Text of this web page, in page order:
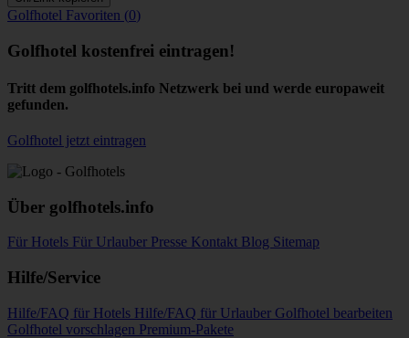
Golfhotel Favoriten (0)
Golfhotel kostenfrei eintragen!
Tritt dem golfhotels.info Netzwerk bei und werde europaweit
gefunden.
Golfhotel jetzt eintragen
Über golfhotels.info
Für Hotels Für Urlauber Presse Kontakt Blog Sitemap
Hilfe/Service
Hilfe/FAQ für Hotels Hilfe/FAQ für Urlauber Golfhotel bearbeiten
Golfhotel vorschlagen Premium-Pakete